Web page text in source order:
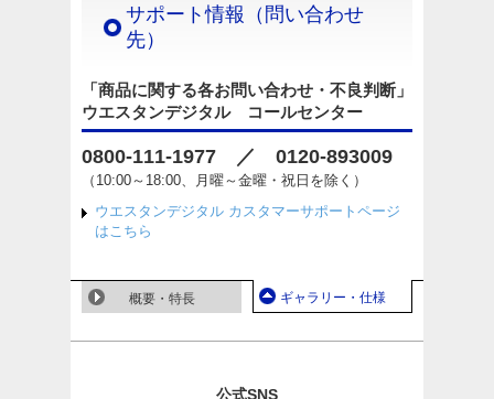
サポート情報（問い合わせ
先）
「商品に関する各お問い合わせ・不良判断」
ウエスタンデジタル コールセンター
0800-111-1977 ／ 0120-893009
（10:00～18:00、月曜～金曜・祝日を除く）
ウエスタンデジタル カスタマーサポートページ
はこちら
概要・特長 ギャラリー・仕様
公式SNS